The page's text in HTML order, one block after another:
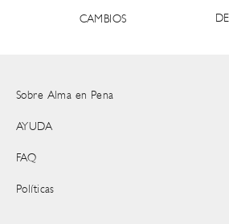
CAMBIOS
Sobre Alma en Pena
AYUDA
FAQ
Políticas